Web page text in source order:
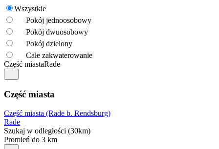
Wszystkie
Pokój jednoosobowy
Pokój dwuosobowy
Pokój dzielony
Całe zakwaterowanie
Część miastaRade
Część miasta
Część miasta (Rade b. Rendsburg)
Rade
Szukaj w odległości (30km)
Promień do 3 km